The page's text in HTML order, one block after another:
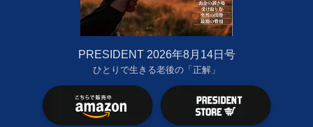
PRESIDENT 2026年8月14日号
ひとりで生きる老後の「正解」